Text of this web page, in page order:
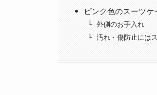
ピンク色のスーツ
外側のお手入れ
汚れ・傷防止には